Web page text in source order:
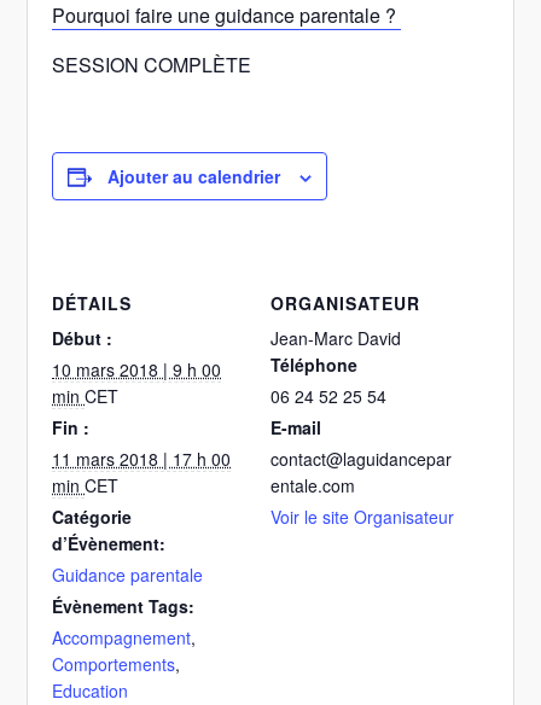
Pourquoi faire une guidance parentale ?
SESSION COMPLÈTE
Ajouter au calendrier
DÉTAILS
Début :
10 mars 2018 | 9 h 00
minCET
Fin :
11 mars 2018 | 17 h 00
minCET
Catégorie
d’Évènement:
Guidance parentale
Évènement Tags:
Accompagnement,
Comportements,
Education
ORGANISATEUR
Jean-Marc David
Téléphone
06 24 52 25 54
E-mail
contact@laguidancepar
entale.com
Voir le site Organisateur